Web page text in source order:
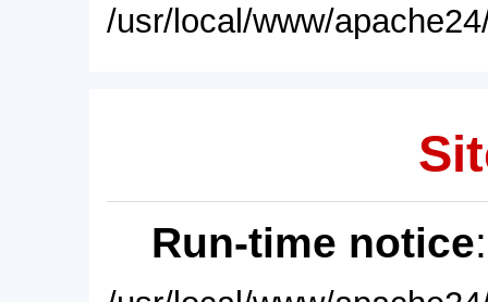
/usr/local/www/
Run-time notice